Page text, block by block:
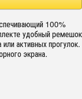
100%
удобный ремешок
активных прогулок.
экрана.